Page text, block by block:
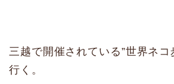
三越で開催されている”世界ネコ
行く。